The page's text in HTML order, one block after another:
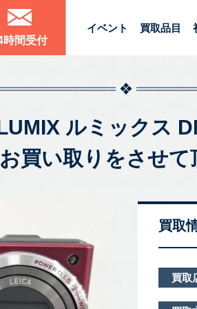
時間受付
イベント 買取品目
ルミックス
買い取りをさせて
買取
買取